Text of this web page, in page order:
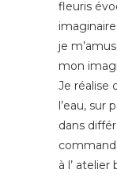
fleuris
je
mon
Je réalise
l’eau, sur
dans
à l’